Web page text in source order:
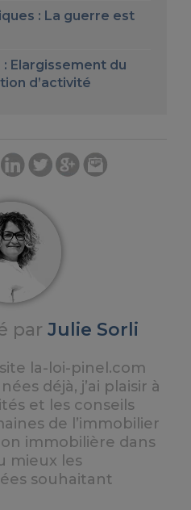
: La guerre est
Elargissement du
d’activité
par Julie Sorli
la-loi-pinel.com
déjà, j’ai plaisir à
et les conseils
de l’immobilier
immobilière dans
mieux les
souhaitant